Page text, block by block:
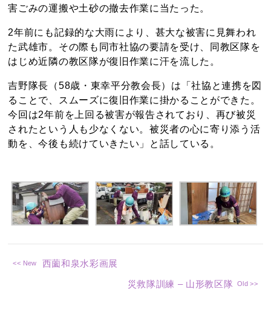
害ごみの運搬や土砂の撤去作業に当たった。
2年前にも記録的な大雨により、甚大な被害に見舞われ
た武雄市。その際も同市社協の要請を受け、同教区隊を
はじめ近隣の教区隊が復旧作業に汗を流した。
吉野隊長（58歳・東幸平分教会長）は「社協と連携を図
ることで、スムーズに復旧作業に掛かることができた。
今回は2年前を上回る被害が報告されており、再び被災
されたという人も少なくない。被災者の心に寄り添う活
動を、今後も続けていきたい」と話している。
西薗和泉水彩画展
災救隊訓練 – 山形教区隊